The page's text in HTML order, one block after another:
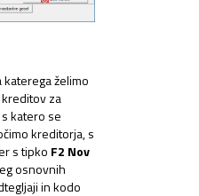
želimo
za
s katero se
kreditorja, s
s tipko F2 Nov
osnovnih
in kodo